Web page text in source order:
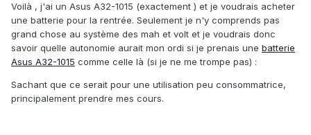
Voilà , j'ai un Asus A32-1015 (exactement ) et je voudrais acheter
une batterie pour la rentrée. Seulement je n'y comprends pas
grand chose au système des mah et volt et je voudrais donc
savoir quelle autonomie aurait mon ordi si je prenais une batterie
Asus A32-1015 comme celle là (si je ne me trompe pas) :
Sachant que ce serait pour une utilisation peu consommatrice,
principalement prendre mes cours.